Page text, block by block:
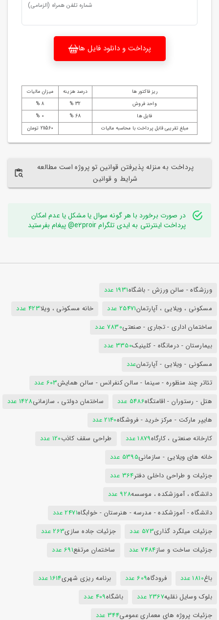
شماره تلفن همراه (الزمامی)
پرداخت و دانلود فایل ها
ریز فاکتور ها درصد هزینه
میزان مالیات
واحد فروش
32 %
8 %
فایل ها
68 %
0 %
مبلغ تقریبی قابل پرداخت با محاسبه مالیات
211560 تومان
پرداخت به منزله پذیرفتن قوانین تو پروژه است مطالعه
شرایط و قوانین
در صورت برخورد با هر گونه سوال یا مشکل یا عدم امکان
پرداخت اینترنتی به ایدی تلگرام e2proir@ پیغام بفرستید
ورزشگاه - سالن ورزش - باشگاه1931 عدد
مسکونی ، ویلایی ، آپارتمان25471 عدد خانه مسکونی ، ویلا423 عدد
ساختمان اداری - تجاری - صنعتی7830 عدد
بیمارستان - درمانگاه - کلینیک3350 عدد
مسکونی - ویلایی - آپارتمانعدد
تئاتر چند منظوره - سینما - سالن کنفرانس - سالن همایش603 عدد
هتل - رستوران - اقامتگاه5486 عدد ساختمان دولتی ، سازمانی1428 عدد
هایپر مارکت - مرکز خرید - فروشگاه2140 عدد
کارخانه صنعتی ، کارگاه1879 عدد طراحی سقف کاذب120 عدد
خانه های ویلایی - سازمانی5395 عدد
جزئیات و طراحی داخلی دفتر364 عدد
دانشگاه ، آموزشکده ، موسسه928 عدد
دانشگاه - آموزشکده - مدرسه - هنرستان - خوابگاه2471 عدد
جزئیات میلگرد گذاری573 عدد جزئیات جاده سازی263 عدد
جزئیات ساخت و ساز7484 عدد ساختمان مرتفع691 عدد
باغ1810 عدد فرودگاه609 عدد برنامه ریزی شهری1614 عدد
بلوک وسایل نقلیه2367 عدد باشگاه409 عدد
جزئیات پروژه های معماری عمومی344 عدد